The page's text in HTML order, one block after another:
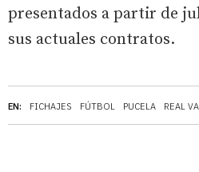
EN: FICHAJES FÚTBOL PUCELA REAL
presentados a partir de
sus actuales contratos.